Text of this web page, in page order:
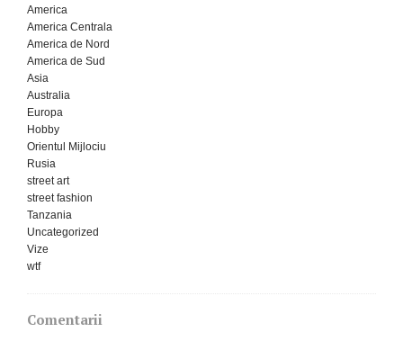
America
America Centrala
America de Nord
America de Sud
Asia
Australia
Europa
Hobby
Orientul Mijlociu
Rusia
street art
street fashion
Tanzania
Uncategorized
Vize
wtf
Comentarii